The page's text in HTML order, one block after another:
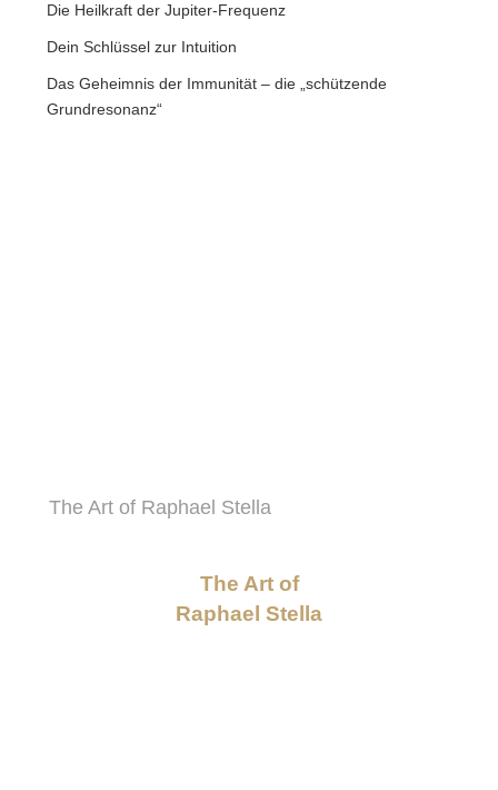
Die Heilkraft der Jupiter-Frequenz
Dein Schlüssel zur Intuition
Das Geheimnis der Immunität – die „schützende
Grundresonanz“
The Art of Raphael Stella
The Art of
Raphael Stella